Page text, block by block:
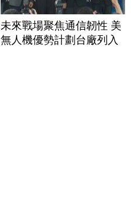
未來戰場聚焦通信韌性 美
無人機優勢計劃台廠列入